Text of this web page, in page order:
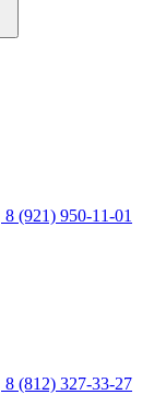
8 (921) 950-11-01
8 (812) 327-33-27